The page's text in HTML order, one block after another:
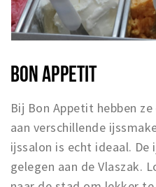
BON APPETIT
Bij Bon Appetit hebben
aan verschillende
ijssalon is echt ideaal. De
gelegen aan de Vlaszak.